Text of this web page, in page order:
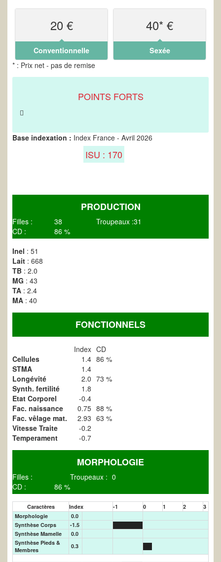
20 €
Conventionnelle
40* €
Sexée
* : Prix net - pas de remise
POINTS FORTS
Base indexation : Index France - Avril 2026
ISU : 170
PRODUCTION
Filles : 38 Troupeaux :31
CD :
86 %
Inel : 51
Lait : 668
TB : 2.0
MG : 43
TA : 2.4
MA : 40
FONCTIONNELS
Index CD
Cellules
1.4 86 %
STMA
1.4
Longévité
2.0 73 %
Synth. fertilité
1.8
Etat Corporel
-0.4
Fac. naissance
0.75 88 %
Fac. vêlage mat.
2.93 63 %
Vitesse Traite
-0.2
Temperament
-0.7
MORPHOLOGIE
Filles : Troupeaux : 0
CD :
86 %
Caractères Index -1 0 1 2
3
Morphologie
0.0
Synthèse Corps
-1.5
Synthèse Mamelle
0.0
Synthèse Pieds &
Membres
0.3